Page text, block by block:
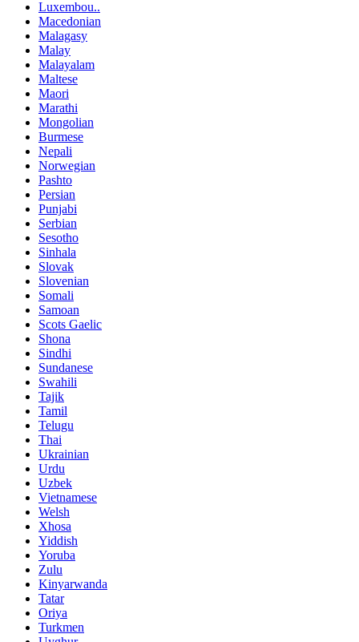
Luxembou..
Macedonian
Malagasy
Malay
Malayalam
Maltese
Maori
Marathi
Mongolian
Burmese
Nepali
Norwegian
Pashto
Persian
Punjabi
Serbian
Sesotho
Sinhala
Slovak
Slovenian
Somali
Samoan
Scots Gaelic
Shona
Sindhi
Sundanese
Swahili
Tajik
Tamil
Telugu
Thai
Ukrainian
Urdu
Uzbek
Vietnamese
Welsh
Xhosa
Yiddish
Yoruba
Zulu
Kinyarwanda
Tatar
Oriya
Turkmen